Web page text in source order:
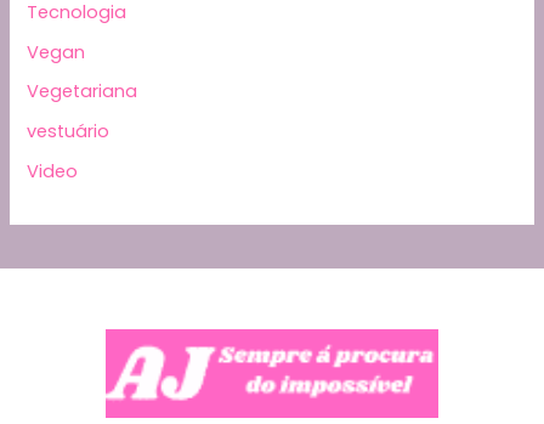
Tecnologia
Vegan
Vegetariana
vestuário
Video